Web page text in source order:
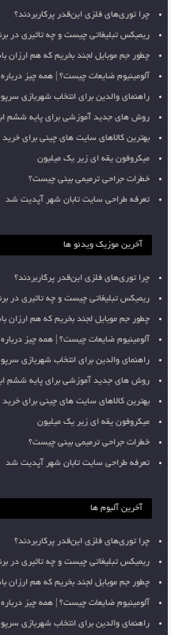
چرا توری‌های فلزی این‌قدر پرکاربردند؟
ریمیکس تبلیغاتی چیست و چه تاثیری در
چطور جم موبایل لجند بخریم که هم ارزان
آلومینیوم ضایعات چیست؟ | همه چیز
راهنمای والدین برای انتخاب شهربازی
روش های جدید آموزشی برای پایه ششم
بهترین کالاهای سایت های چینی برای خرید
میکروفون یقه ای زیر یک میلیون
خطرات جراحی ترمیمی بینی چیست؟
تعرفه طراحی سایت تابان شهر آپدیت شد
آخرین موزیک ویدئو ها
چرا توری‌های فلزی این‌قدر پرکاربردند؟
ریمیکس تبلیغاتی چیست و چه تاثیری در
چطور جم موبایل لجند بخریم که هم ارزان
آلومینیوم ضایعات چیست؟ | همه چیز
راهنمای والدین برای انتخاب شهربازی
روش های جدید آموزشی برای پایه ششم
بهترین کالاهای سایت های چینی برای خرید
میکروفون یقه ای زیر یک میلیون
خطرات جراحی ترمیمی بینی چیست؟
تعرفه طراحی سایت تابان شهر آپدیت شد
آخرین آلبوم ها
چرا توری‌های فلزی این‌قدر پرکاربردند؟
ریمیکس تبلیغاتی چیست و چه تاثیری در
چطور جم موبایل لجند بخریم که هم ارزان
آلومینیوم ضایعات چیست؟ | همه چیز
راهنمای والدین برای انتخاب شهربازی